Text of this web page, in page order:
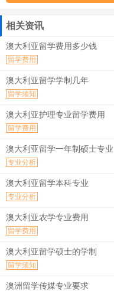
相关资讯
澳大利亚留学费用多少钱
留学费用
澳大利亚留学学制几年
留学须知
澳大利亚护理专业留学费用
留学费用
澳大利亚留学一年制硕士专业
专业分析
澳大利亚留学本科专业
专业分析
澳大利亚农学专业费用
留学费用
澳大利亚留学硕士的学制
留学须知
澳洲留学传媒专业要求